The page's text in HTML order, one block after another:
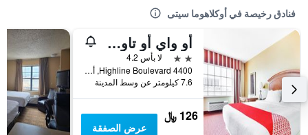
فنادق رخيصة في أوكلاهوما سيتى
أو واي أو تاون هاوس أوكلاهوما سيتي أيربورت
2 نجمتين
لا بأس 4.2
4400 Highline Boulevard, أوكلاهوما سيتى, OK, الولايات المتحدة الأميريكية
7.6 كيلومتر عن وسط المدينة
126 ﷼
عرض الصفقة